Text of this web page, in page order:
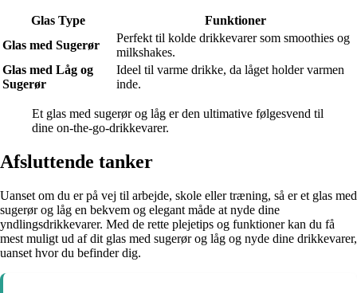
Glas Type
Funktioner
Glas med Sugerør
Perfekt til kolde drikkevarer som smoothies og
milkshakes.
Glas med Låg og
Sugerør
Ideel til varme drikke, da låget holder varmen
inde.
Et glas med sugerør og låg er den ultimative følgesvend til
dine on-the-go-drikkevarer.
Afsluttende tanker
Uanset om du er på vej til arbejde, skole eller træning, så er et glas med
sugerør og låg en bekvem og elegant måde at nyde dine
yndlingsdrikkevarer. Med de rette plejetips og funktioner kan du få
mest muligt ud af dit glas med sugerør og låg og nyde dine drikkevarer,
uanset hvor du befinder dig.